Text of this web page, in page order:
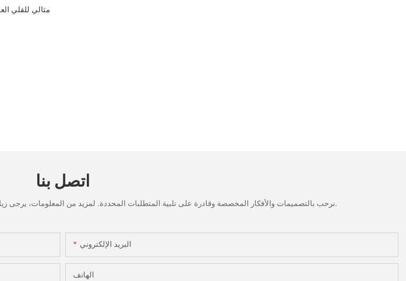
اتصل بنا
نرحب بالتصميمات والأفكار المخصصة وقادرة على تلبية المتطلبات المحددة. لمزيد من المعلومات، يرجى زيارة الموقع الإلكتروني أو الاتصال بنا مباشرة مع أسئلة أو استفسارات.
البريد الإلكتروني
الهاتف